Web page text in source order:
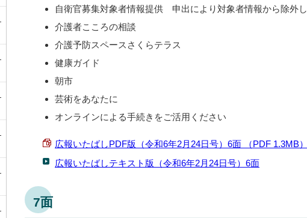
自衛官募集対象者情報提供 申出により対象者情報から除外
介護者こころの相談
介護予防スペースさくらテラス
健康ガイド
朝市
芸術をあなたに
オンラインによる手続きをご活用ください
広報いたばしPDF版（令和6年2月24日号）6面 （PDF 1.3MB）
広報いたばしテキスト版（令和6年2月24日号）6面
7面